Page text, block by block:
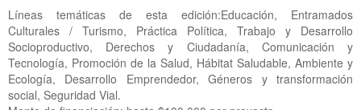
Líneas temáticas de esta edición:Educación, Entramados
Culturales / Turismo, Práctica Política, Trabajo y Desarrollo
Socioproductivo, Derechos y Ciudadanía, Comunicación y
Tecnología, Promoción de la Salud, Hábitat Saludable, Ambiente y
Ecología, Desarrollo Emprendedor, Géneros y transformación
social, Seguridad Vial.